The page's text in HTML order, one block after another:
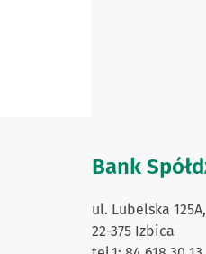
Bank
ul. Lubelska 125A,
22-375 Izbica